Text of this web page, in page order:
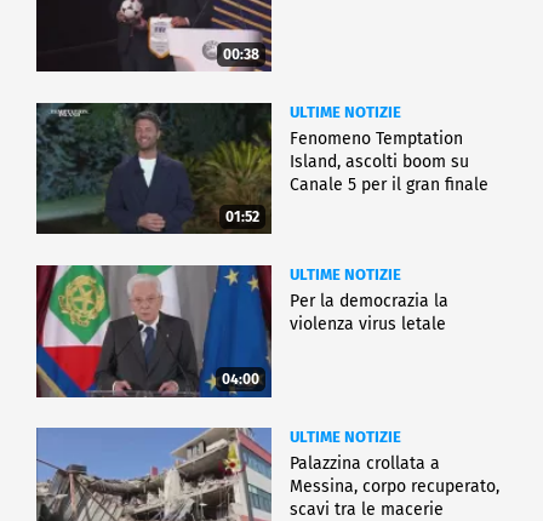
00:38
01:52
ULTIME NOTIZIE
Fenomeno Temptation
Island, ascolti boom su
Canale 5 per il gran finale
04:00
ULTIME NOTIZIE
Per la democrazia la
violenza virus letale
ULTIME NOTIZIE
Palazzina crollata a
Messina, corpo recuperato,
scavi tra le macerie